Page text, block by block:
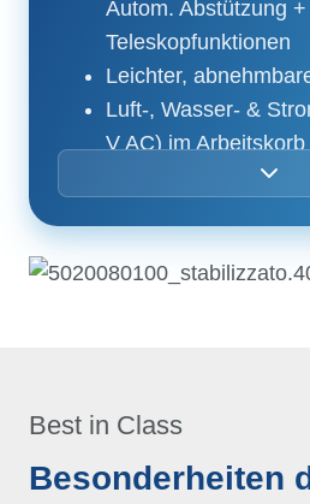
Autom. Abstützung
Teleskopfunktionen
Leichter,
Luft-, Wasser- &
V AC) im Arbeitskorb
Neigungssensor
Wartung
Hydraulisch
70+70° Korbdrehung
dank umfangreicher
Best in Class
Besonderheiten